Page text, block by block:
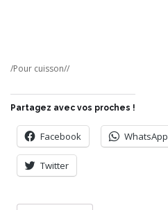
/Pour cuisson//
Partagez avec vos proches !
Facebook WhatsApp
Twitter